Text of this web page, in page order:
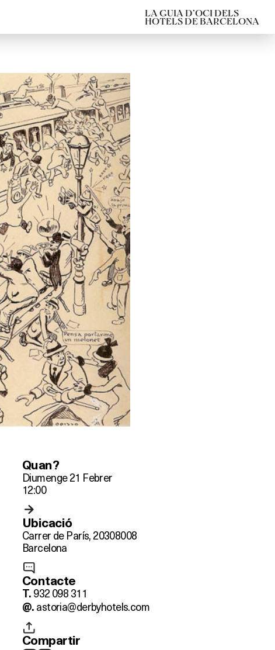
LA GUIA D’OCI DELS
HOTELS DE BARCELONA
Quan?
Diumenge 21 Febrer
12:00
Ubicació
Carrer de París, 20308008
Barcelona
Contacte
T. 932 098 311
@. astoria@derbyhotels.com
Compartir